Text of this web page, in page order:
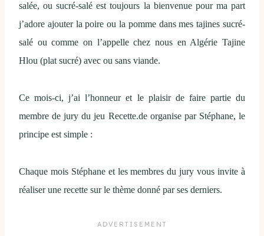
salée, ou sucré-salé est toujours la bienvenue pour ma part
j’adore ajouter la poire ou la pomme dans mes tajines sucré-
salé ou comme on l’appelle chez nous en Algérie Tajine
Hlou (plat sucré) avec ou sans viande.
Ce mois-ci, j’ai l’honneur et le plaisir de faire partie du
membre de jury du jeu Recette.de organise par Stéphane, le
principe est simple :
Chaque mois Stéphane et les membres du jury vous invite à
réaliser une recette sur le thème donné par ses derniers.